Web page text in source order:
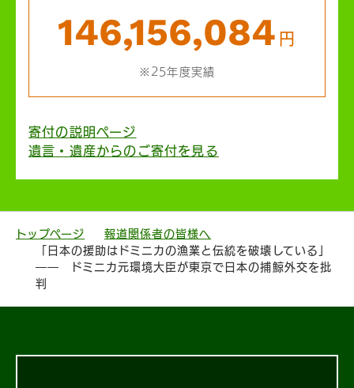
146,156,084 円
※25年度実績
寄付の説明ページ
遺言・遺産からのご寄付を見る
トップページ
報道関係者の皆様へ
「日本の援助はドミニカの漁業と伝統を破壊している」
―― ドミニカ元環境大臣が東京で日本の捕鯨外交を批
判